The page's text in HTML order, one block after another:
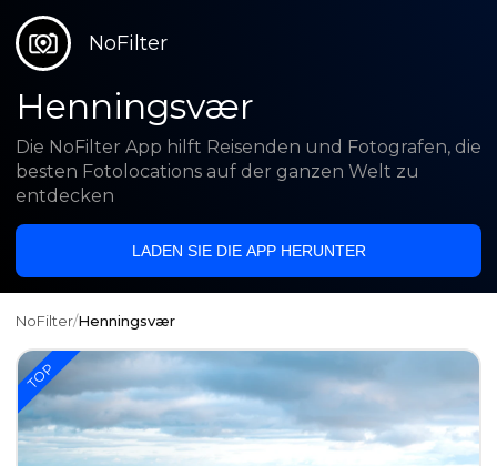
NoFilter
Henningsvær
Die NoFilter App hilft Reisenden und Fotografen, die
besten Fotolocations auf der ganzen Welt zu
entdecken
LADEN SIE DIE APP HERUNTER
NoFilter/Henningsvær
TOP